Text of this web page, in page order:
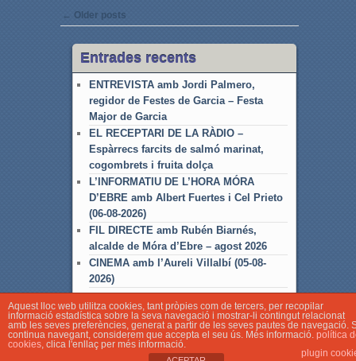
Post navigation
← Older posts
Entrades recents
ENTREVISTA amb Jordi Palmero,
regidor de Festes de Garcia – Festa
Major de Garcia
EL RECEPTARI DE LA RÀDIO –
Espàrrecs farcits de salmó marinat,
cogombrets i fruita dolça
L’INFORMATIU DE L’HORA MÓRA
D’EBRE amb Albert Fuertes i Cel Prieto
(06-08-2026)
FIL DIRECTE amb Rubén Biarnés,
alcalde de Móra d’Ebre – agost 2026
CINEMA amb l’Aureli Villalbí (05-08-
2026)
© Associació Local de Ràdio Móra d'Ebre
Aquest lloc web utilitza cookies, tant pròpies com de tercers, per recopilar
informació estadística sobre la seva navegació i mostrar-li contingut relacionat
amb les seves preferències, generat a partir de les seves pautes de navegació.
continua navegant, considerem que accepta el seu ús. Més informació. política
cookies, clica l'enllaç per més informació.
plugin